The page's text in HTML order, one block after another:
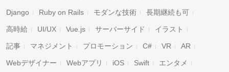
Django Ruby on Rails モダンな技術 長期継続も可
高時給 UI/UX Vue.js サーバーサイド イラスト
記事 マネジメント プロモーション C# VR AR
Webデザイナー Webアプリ iOS Swift エンタメ